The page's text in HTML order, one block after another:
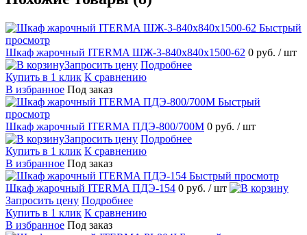
Быстрый
просмотр
Шкаф жарочный ITERMA ШЖ-3-840х840х1500-62 0 руб. / шт
Запросить цену Подробнее
Купить в 1 клик К сравнению
В избранное Под заказ
Быстрый
просмотр
Шкаф жарочный ITERMA ПДЭ-800/700М 0 руб. / шт
Запросить цену Подробнее
Купить в 1 клик К сравнению
В избранное Под заказ
Быстрый просмотр
Шкаф жарочный ITERMA ПДЭ-154 0 руб. / шт
Запросить цену Подробнее
Купить в 1 клик К сравнению
В избранное Под заказ